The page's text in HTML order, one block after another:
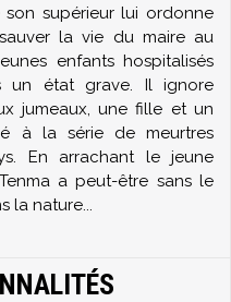
supérieur lui ordonne
la vie du maire au
enfants hospitalisés
un état grave. Il ignore
jumeaux, une fille et un
à la série de meurtres
En arrachant le jeune
a peut-être sans le
la nature...